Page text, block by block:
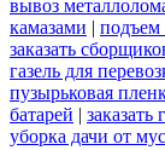
вывоз
камазами | подъем
заказать
газель для
пузырьковая
батарей | заказать
уборка дачи от